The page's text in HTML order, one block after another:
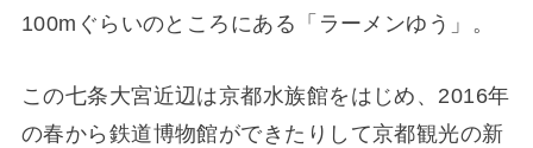
100mぐらいのところにある「ラーメンゆう」。
この七条大宮近辺は京都水族館をはじめ、2016年
の春から鉄道博物館ができたりして京都観光の新